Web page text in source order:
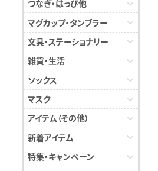
つなぎ・はっぴ他
マグカップ・タンブラー
文具・ステーショナリー
雑貨・生活
ソックス
マスク
アイテム（その他）
新着アイテム
特集・キャンペーン